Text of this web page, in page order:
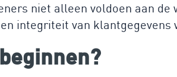
niet alleen voldoen aan
integriteit van klantgegevens